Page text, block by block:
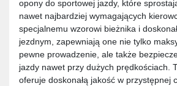
opony do sportowej jazdy, które
nawet najbardziej wymagających
specjalnemu wzorowi bieżnika i
jezdnym, zapewniają one nie tylko
pewne prowadzenie, ale także
jazdy nawet przy dużych prędkościach.
oferuje doskonałą jakość w przystępnej